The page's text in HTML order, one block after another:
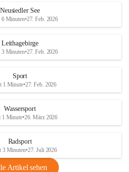
18
r
S
Neusiedler See
6 Minuten•27. Feb. 2026
Leithagebirge
3 Minuten•27. Feb. 2026
Sport
1 Minute•27. Feb. 2026
Wassersport
1 Minute•26. März 2026
Radsport
3 Minuten•27. Juli 2026
Artikel sehen